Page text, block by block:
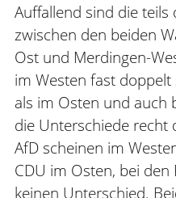
Auffallend sind die
zwischen den beiden
Ost und Merdingen-
im Westen fast
als im Osten und auch
die Unterschiede recht
AfD scheinen im
CDU im Osten, bei
keinen Unterschied.